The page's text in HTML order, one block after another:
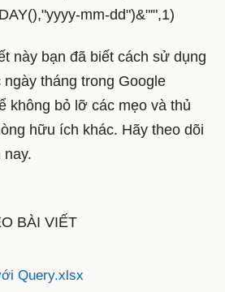
mm-dd")&"'",1)
này bạn đã biết cách sử dụng
tháng trong Google
không bỏ lỡ các mẹo và thủ
hữu ích khác. Hãy theo dõi
nay.
BÀI VIẾT
Query.xlsx